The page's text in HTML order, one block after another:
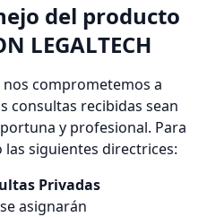
del producto
LEGALTECH
comprometemos a
consultas recibidas sean
y profesional. Para
siguientes directrices:
Privadas
asignarán